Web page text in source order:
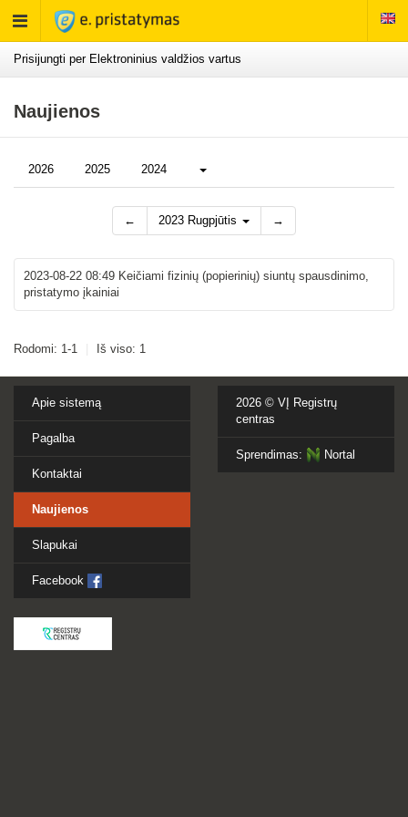
Rodyti
meniu
Prisijungti per Elektroninius valdžios vartus
Naujienos
2026 2025 2024 Daugiau...
← 2023 Rugpjūtis →
2023-08-22 08:49 Keičiami fizinių (popierinių) siuntų spausdinimo,
pristatymo įkainiai
Rodomi: 1-1 Iš viso: 1
Apie sistemą
Pagalba
Kontaktai
Naujienos
Slapukai
Facebook
2026 © VĮ Registrų
centras
Sprendimas: Nortal